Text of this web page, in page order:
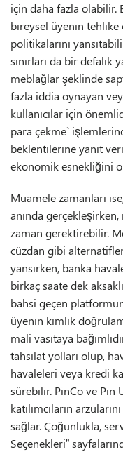
için daha fazla olabilir.
bireysel üyenin
politikalarını
sınırları da bir defalık
meblağlar şeklinde
fazla iddia oynayan
kullanıcılar için
para çekme`
beklentilerine yanıt
ekonomik esnekliğini
Muamele zamanları
anında
zaman gerektirebilir.
cüzdan gibi
yansırken, banka
birkaç saate dek
bahsi geçen
üyenin kimlik
mali vasıtaya
tahsilat yolları olup,
havaleleri veya kredi
sürebilir. PinCo ve Pin
katılımcıların
sağlar. Çoğunlukla,
Seçenekleri”